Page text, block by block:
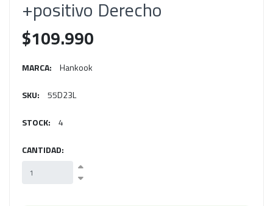
+positivo Derecho
$109.990
MARCA: Hankook
SKU: 55D23L
STOCK: 4
CANTIDAD: